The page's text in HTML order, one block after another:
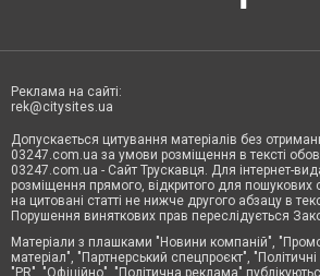
Реклама на сайті:
rek@citysites.ua
Допускається цитування матеріалів без
03247.com.ua за умови розміщення в тексті
03247.com.ua - Сайт Трускавця. Для інтернет-
розміщення прямого, відкритого для пошукових
на цитовані статті не нижче другого абзацу в
Порушення виняткових прав переслідується
Матеріали з плашками "Новини компаній",
матеріал", "Партнерський спецпроєкт",
"PR", "Офіційно", "Політична реклама"